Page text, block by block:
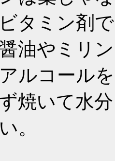
タミン剤
油やミリ
ルコール
焼いて水
。